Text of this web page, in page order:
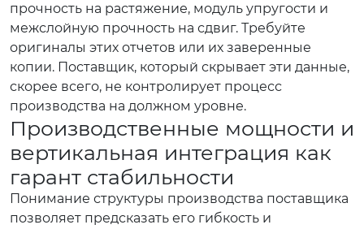
прочность на растяжение, модуль упругости и
межслойную прочность на сдвиг. Требуйте
оригиналы этих отчетов или их заверенные
копии. Поставщик, который скрывает эти данные,
скорее всего, не контролирует процесс
производства на должном уровне.
Производственные мощности и
вертикальная интеграция как
гарант стабильности
Понимание структуры производства поставщика
позволяет предсказать его гибкость и